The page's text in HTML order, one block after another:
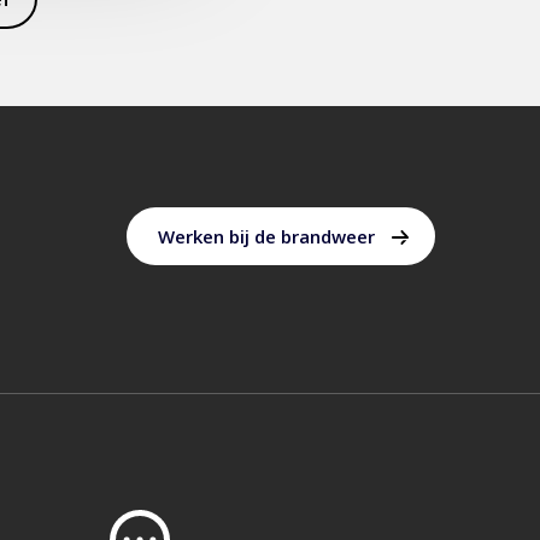
Werken bij de brandweer